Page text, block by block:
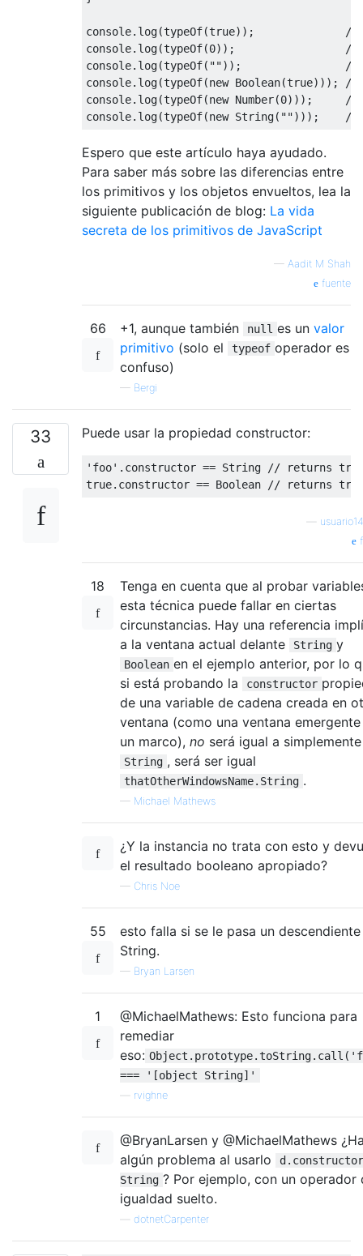
console. log(typeOf(true));
//
console. log(typeOf(0));
//
console. log(typeOf( ""));
//
console. log(typeOf(new Boolean(true)));
//
console. log(typeOf(new Number(0)));
//
console. log(typeOf(new String( ""))); //
Espero que este artículo haya ayudado.
Para saber más sobre las diferencias entre
los primitivos y los objetos envueltos, lea la
siguiente publicación de blog: La vida
secreta de los primitivos de JavaScript
— Aadit M Shah
fuente
66 +1, aunque también null es un valor
primitivo (solo el typeof operador es
confuso)
— Bergi
33 Puede usar la propiedad constructor:
'foo' . constructor == String
// returns
true. constructor == Boolean // returns
18
Tenga en cuenta que al probar
esta técnica puede fallar en ciertas
circunstancias. Hay una referencia
a la ventana actual delante
String y
Boolean en el ejemplo anterior, por lo
si está probando la
constructor
de una variable de cadena creada en
ventana (como una ventana
un marco), no será igual a simplemente
String , será ser igual
thatOtherWindowsName.String .
— Michael Mathews
¿Y la instancia no trata con esto y
el resultado booleano apropiado?
— Chris Noe
55
esto falla si se le pasa un
String.
— Bryan Larsen
1
@MichaelMathews: Esto funciona para
remediar
eso:
=== '[object String]'
rvighne
@BryanLarsen y @MichaelMathews
algún problema al usarlo
String ? Por ejemplo, con un operador
igualdad suelto.
dotnetCarpenter